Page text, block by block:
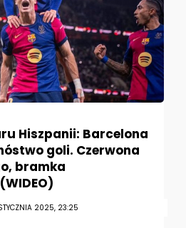
Hiszpanii: Barcelona
goli. Czerwona
bramka
2025, 23:25